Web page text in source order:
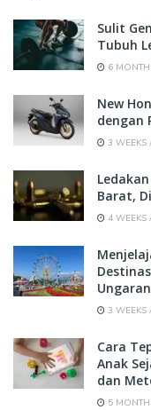
Sulit
Tubuh
6
New
dengan
3 WEEKS
Barat,
4 WEEKS
Ungaran
3 WEEKS
Cara
Anak
dan
5